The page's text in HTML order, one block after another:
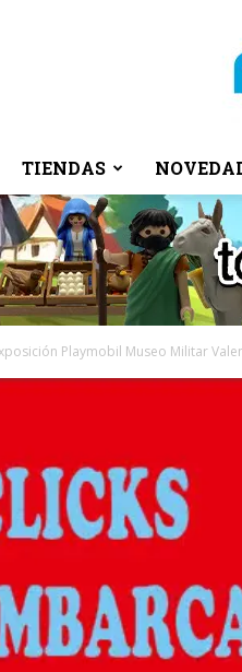
TIENDAS
Playmobil Museo Militar